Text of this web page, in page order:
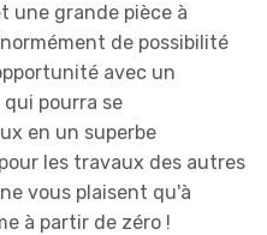
une grande pièce à
de possibilité
avec un
pourra se
en un superbe
les travaux des autres
vous plaisent qu'à
à partir de zéro !